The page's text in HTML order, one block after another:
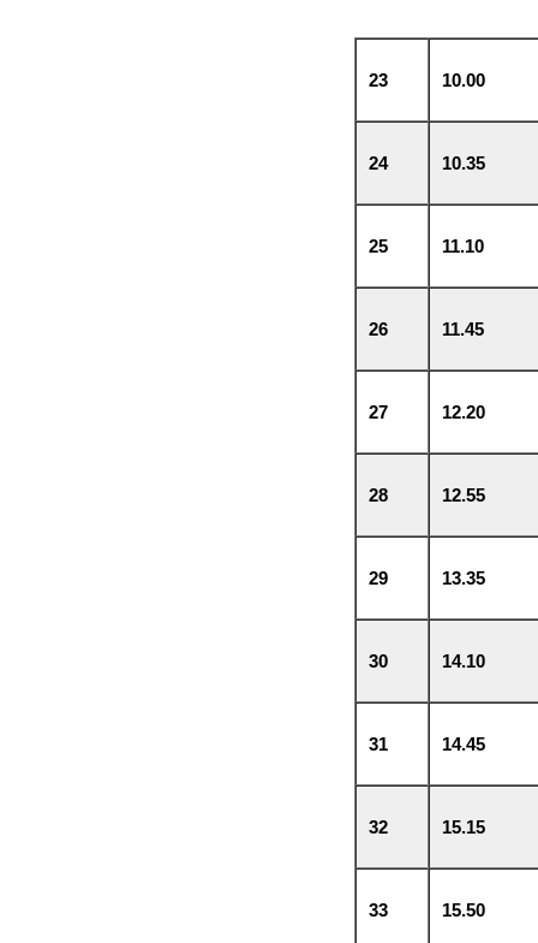
23 10.00
24 10.35
25 11.10
26 11.45
27 12.20
28 12.55
29 13.35
30 14.10
31 14.45
32 15.15
33 15.50